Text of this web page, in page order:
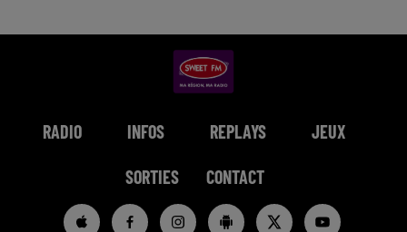
RADIO INFOS REPLAYS JEUX
SORTIES CONTACT